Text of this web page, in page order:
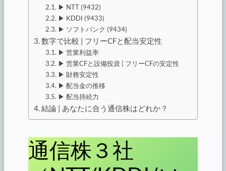
▶︎ NTT (9432)
▶︎ KDDI (9433)
▶︎ ソフトバンク (9434)
数字で比較 | フリーCFと配当安定性
▶︎ 営業利益率
▶︎ 営業CFと設備投資 | フリーCFの安定性
▶︎ 財務安定性
▶︎ 配当金の推移
▶︎ 配当持続力
結論 | あなたに合う通信株はどれか？
通信株３社